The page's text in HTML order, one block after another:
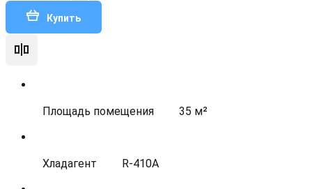
Купить
Площадь помещения 35 м²
Хладагент R-410A